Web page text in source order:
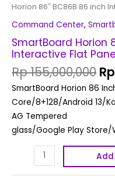
Horion 86″ BC86B 86 inch
Command Center,
SmartBoard Horion
Interactive Flat
Rp155,000,000 Rp
SmartBoard Horion 86
Core/8+128/Android 13/
AG Tempered
glass/Google Play Store/